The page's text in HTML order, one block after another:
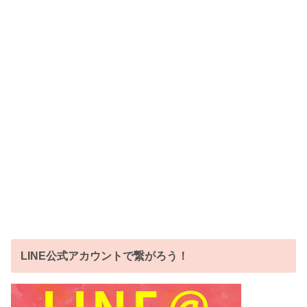
LINE公式アカウントで繋がろう！